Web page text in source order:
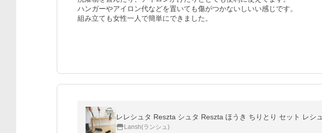
ハンガーやアイロン代などを置いても傷がつかないしいい感じです。
組み立ても女性一人で簡単にできました。
Lansh(ランシュ)